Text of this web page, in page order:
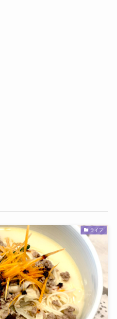
ライフ